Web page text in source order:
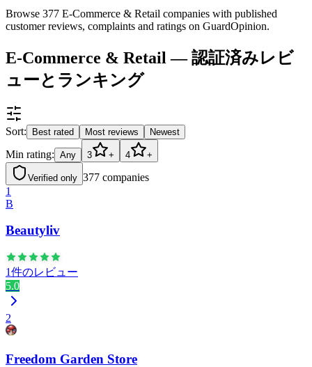
Browse 377 E-Commerce & Retail companies with published
customer reviews, complaints and ratings on GuardOpinion.
E-Commerce & Retail — 認証済みレビ
ューとランキング
Sort: Best rated Most reviews Newest
Min rating: Any 3 + 4 +
Verified only 377 companies
1
B
Beautyliv
1件のレビュー
5.0
2
Freedom Garden Store